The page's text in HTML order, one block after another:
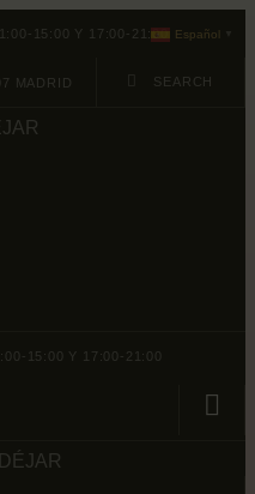
15:00 Y 17:00-21:00
MADRID
15:00 Y 17:00-21:00
Español